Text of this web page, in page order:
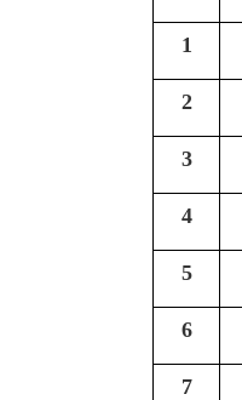
1
2
3
4
5
6
7